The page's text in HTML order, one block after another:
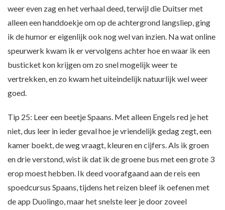
weer even zag en het verhaal deed, terwijl die Duitser met
alleen een handdoekje om op de achtergrond langsliep, ging
ik de humor er eigenlijk ook nog wel van inzien. Na wat online
speurwerk kwam ik er vervolgens achter hoe en waar ik een
busticket kon krijgen om zo snel mogelijk weer te
vertrekken, en zo kwam het uiteindelijk natuurlijk wel weer
goed.
Tip 25: Leer een beetje Spaans. Met alleen Engels red je het
niet, dus leer in ieder geval hoe je vriendelijk gedag zegt, een
kamer boekt, de weg vraagt, kleuren en cijfers. Als ik groen
en drie verstond, wist ik dat ik de groene bus met een grote 3
erop moest hebben. Ik deed voorafgaand aan de reis een
spoedcursus Spaans, tijdens het reizen bleef ik oefenen met
de app Duolingo, maar het snelste leer je door zoveel